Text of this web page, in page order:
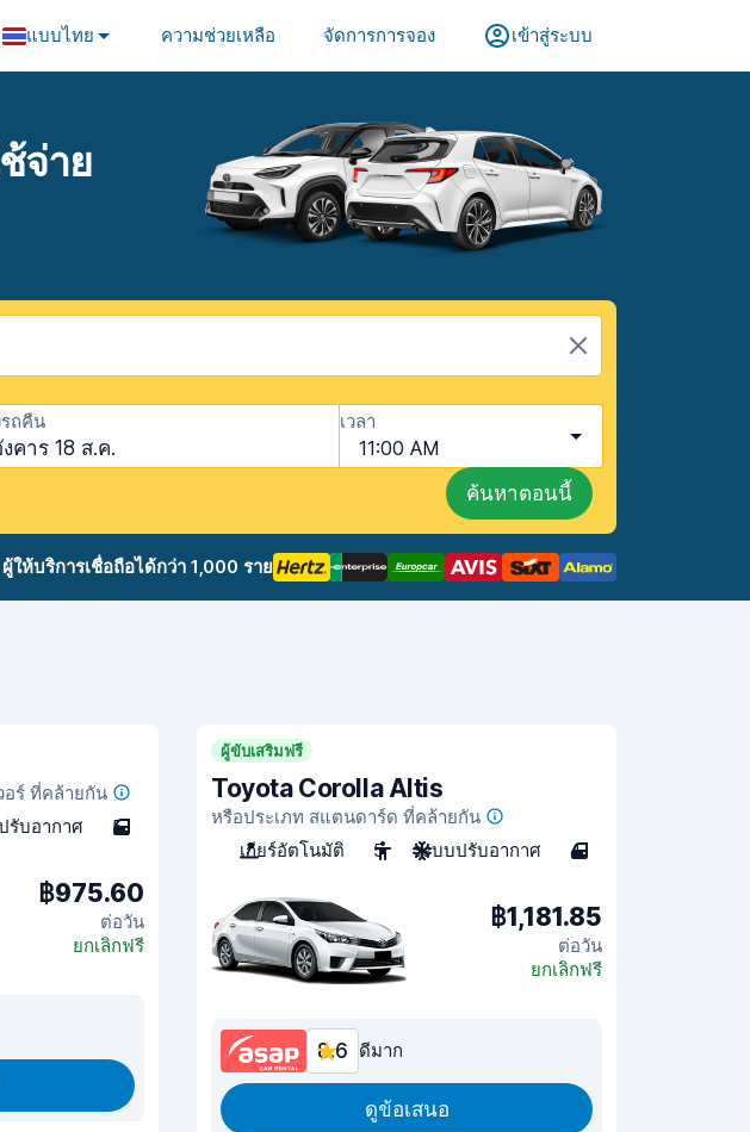
แบบไทย ความช่วยเหลือ จัดการการจอง เข้าสู่ระบบ
จ่าย
ถคืน
งคาร 18 ส.ค.
เวลา
11:00 AM
ค้นหาตอนนี้
ผู้ให้บริการเชื่อถือได้กว่า 1,000 ราย
อร์ ที่คล้ายกัน
รับอากาศ 5
฿975.60
ต่อวัน
ยกเลิกฟรี
ผู้ขับเสริมฟรี
Toyota Corolla Altis
หรือประเภท สแตนดาร์ด ที่คล้ายกัน
เกียร์อัตโนมัติ
5 ระบบปรับอากาศ 4
฿1,181.85
ต่อวัน
ยกเลิกฟรี
8.6 ดีมาก
ดูข้อเสนอ